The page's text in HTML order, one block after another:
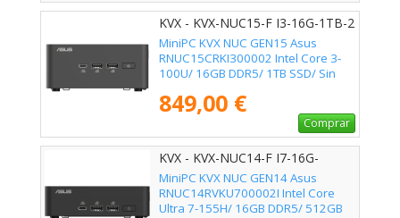
KVX - KVX-NUC15-F I3-16G-1TB-2
MiniPC KVX NUC GEN15 Asus
RNUC15CRKI300002 Intel Core 3-
100U/ 16GB DDR5/ 1TB SSD/ Sin
849,00 €
Comprar
KVX - KVX-NUC14-F I7-16G-
512GB-SSD
MiniPC KVX NUC GEN14 Asus
RNUC14RVKU700002I Intel Core
Ultra 7-155H/ 16GB DDR5/ 512GB